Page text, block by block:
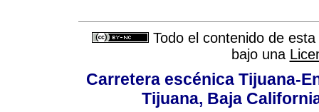
Todo el contenido de
bajo una
Carretera escénica Tijuana-
Tijuana, Baja